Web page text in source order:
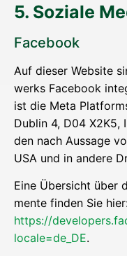
5. Sozia­le
Face­book
Auf die­ser Web­site
werks Face­book
ist die Meta
Dub­lin 4, D04
den nach Aus­sa­ge
USA und in ande­re
Eine Über­sicht über
men­te fin­den Sie
https://
locale=de_DE.